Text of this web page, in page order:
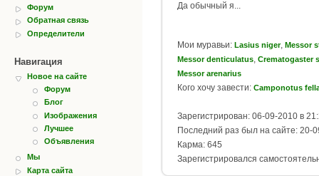
Форум
Обратная связь
Определители
Навигация
Новое на сайте
Форум
Блог
Изображения
Лучшее
Объявления
Мы
Карта сайта
Да обычный я...
Мои муравьи: Lasius niger, Messor
Messor denticulatus Crematogaster
Messor arenarius
Кого хочу завести: Camponotus
Зарегистрирован: 06-09-2010 в
Последний раз был на сайте: 20-
Карма: 645
Зарегистрировался